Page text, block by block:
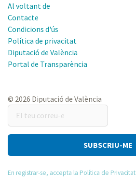
Al voltant de
Contacte
Condicions d'ús
Política de privacitat
Diputació de València
Portal de Transparència
© 2026 Diputació de València
El
teu
correu-
En registrar-se, accepta la Política de Privacitat